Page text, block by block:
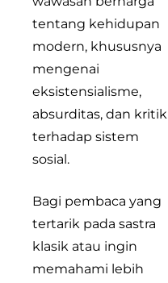
tentang kehidupan
modern, khususnya
mengenai
eksistensialisme,
absurditas, dan kritik
terhadap sistem
sosial.
Bagi pembaca yang
tertarik pada sastra
klasik atau ingin
memahami lebih